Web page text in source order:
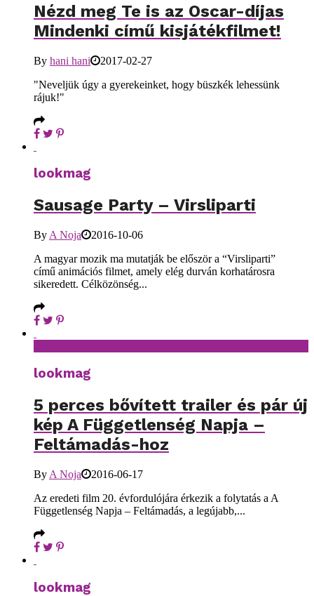
Nézd meg Te is az Oscar-díjas
Mindenki című kisjátékfilmet!
By hani hani
2017-02-27
"Neveljük úgy a gyerekeinket, hogy büszkék lehessünk
rájuk!"
lookmag
Sausage Party – Virsliparti
By A Noja
2016-10-06
A magyar mozik ma mutatják be először a “Virsliparti”
című animációs filmet, amely elég durván korhatárosra
sikeredett. Célközönség...
lookmag
5 perces bővített trailer és pár új
kép A Függetlenség Napja –
Feltámadás-hoz
By A Noja
2016-06-17
Az eredeti film 20. évfordulójára érkezik a folytatás a A
Függetlenség Napja – Feltámadás, a legújabb,...
lookmag